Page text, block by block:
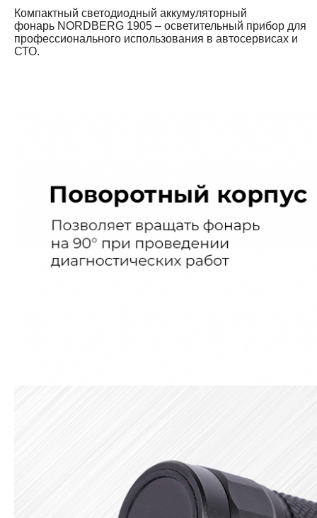
Компактный светодиодный аккумуляторный
фонарь NORDBERG 1905 – осветительный прибор для
профессионального использования в автосервисах и
СТО.